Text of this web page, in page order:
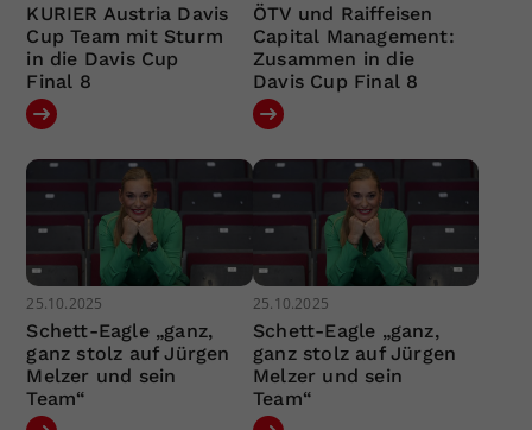
KURIER Austria Davis
Cup Team mit Sturm
in die Davis Cup
Final 8
ÖTV und Raiffeisen
Capital Management:
Zusammen in die
Davis Cup Final 8
25.10.2025
Schett-Eagle „ganz,
ganz stolz auf Jürgen
Melzer und sein
Team“
25.10.2025
Schett-Eagle „ganz,
ganz stolz auf Jürgen
Melzer und sein
Team“